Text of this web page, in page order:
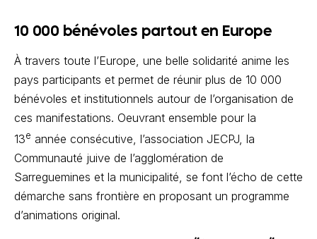
10 000 bénévoles partout en Europe
À travers toute l’Europe, une belle solidarité anime les
pays participants et permet de réunir plus de 10 000
bénévoles et institutionnels autour de l’organisation de
ces manifestations. Oeuvrant ensemble pour la
13e année consécutive, l’association JECPJ, la
Communauté juive de l’agglomération de
Sarreguemines et la municipalité, se font l’écho de cette
démarche sans frontière en proposant un programme
d’animations original.